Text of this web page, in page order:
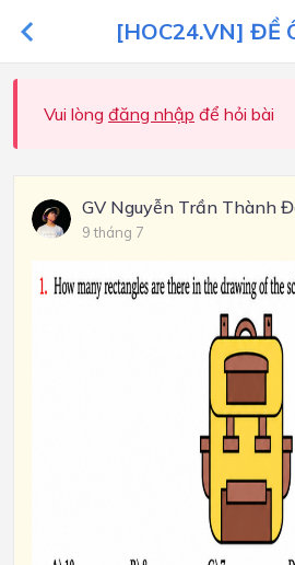
[HOC24.VN] ĐỀ
Vui lòng đăng nhập để hỏi bài
GV Nguyễn Trần Thành
9 tháng 7